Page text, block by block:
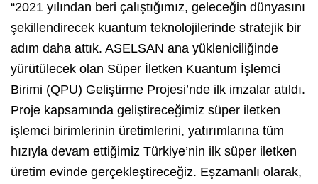
“2021 yılından beri çalıştığımız, geleceğin dünyasını
şekillendirecek kuantum teknolojilerinde stratejik bir
adım daha attık. ASELSAN ana yükleniciliğinde
yürütülecek olan Süper İletken Kuantum İşlemci
Birimi (QPU) Geliştirme Projesi’nde ilk imzalar atıldı.
Proje kapsamında geliştireceğimiz süper iletken
işlemci birimlerinin üretimlerini, yatırımlarına tüm
hızıyla devam ettiğimiz Türkiye’nin ilk süper iletken
üretim evinde gerçekleştireceğiz. Eşzamanlı olarak,